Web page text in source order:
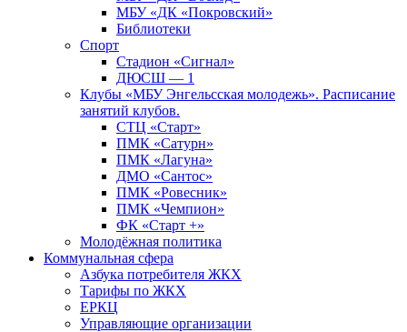
МБУ «ДК «Покровский»
Библиотеки
Спорт
Стадион «Сигнал»
ДЮСШ — 1
Клубы «МБУ Энгельсская молодежь». Расписание
занятий клубов.
СТЦ «Старт»
ПМК «Сатурн»
ПМК «Лагуна»
ДМО «Сантос»
ПМК «Ровесник»
ПМК «Чемпион»
ФК «Старт +»
Молодёжная политика
Коммунальная сфера
Азбука потребителя ЖКХ
Тарифы по ЖКХ
ЕРКЦ
Управляющие организации